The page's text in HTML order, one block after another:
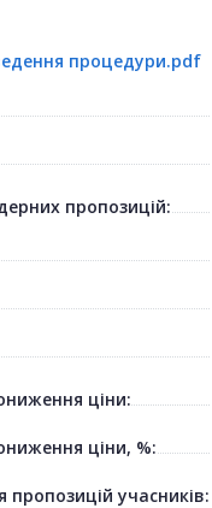
процедури.pdf
пропозицій:
ціни:
ціни, %:
пропозицій учасників: